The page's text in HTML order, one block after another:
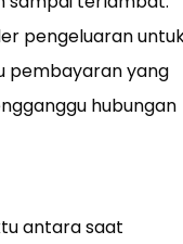
pengeluaran
pembayaran yang
hubungan
antara saat